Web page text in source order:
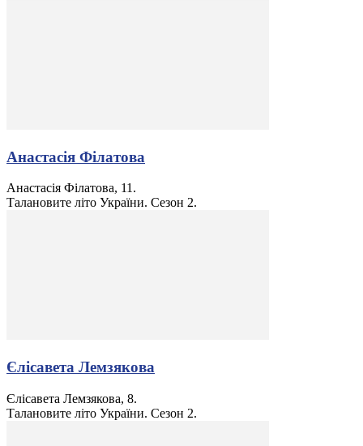
Анастасія Філатова
Анастасія Філатова, 11.
Талановите літо України. Сезон 2.
Єлісавета Лемзякова
Єлісавета Лемзякова, 8.
Талановите літо України. Сезон 2.